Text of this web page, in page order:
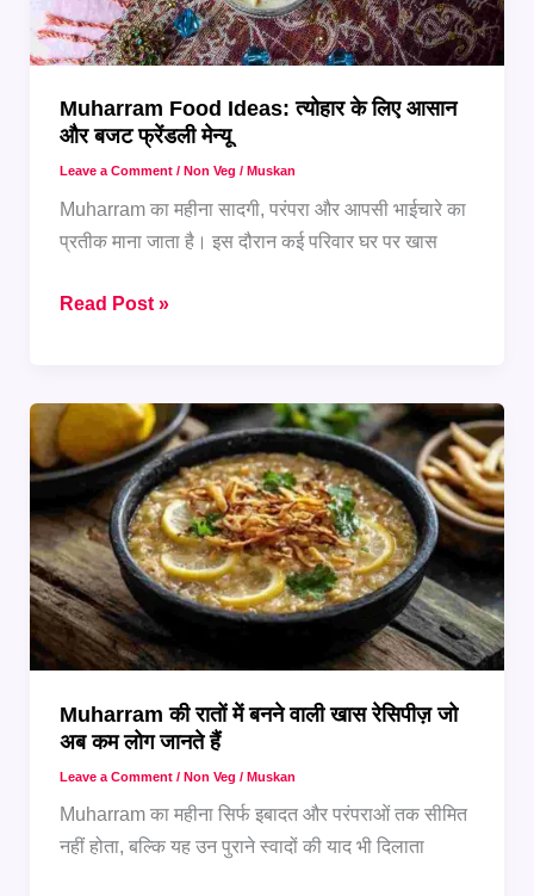
रेसिपीज़
Muharram Food Ideas: त्योहार के लिए आसान
और बजट फ्रेंडली मेन्यू
Leave a Comment / Non Veg / Muskan
Muharram का महीना सादगी, परंपरा और आपसी भाईचारे का
प्रतीक माना जाता है। इस दौरान कई परिवार घर पर खास
Muharram
त्योहार
लिए
आसान
और
बजट
फ्रेंडली
मेन्यू
Read Post »
Muharram की रातों में बनने वाली खास रेसिपीज़ जो
अब कम लोग जानते हैं
Leave a Comment / Non Veg / Muskan
Muharram का महीना सिर्फ इबादत और परंपराओं तक सीमित
नहीं होता, बल्कि यह उन पुराने स्वादों की याद भी दिलाता